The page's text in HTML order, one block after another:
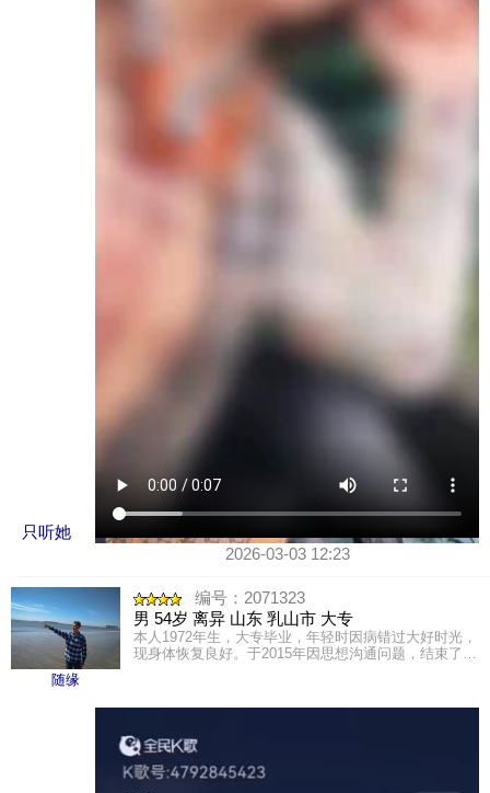
只听她
2026-03-03 12:23
随缘
编号：2071323
男 54岁 离异 山东 乳山市 大专
本人1972年生，大专毕业，年轻时因病错过大好时光，
现身体恢复良好。于2015年因思想沟通问题，结束了一